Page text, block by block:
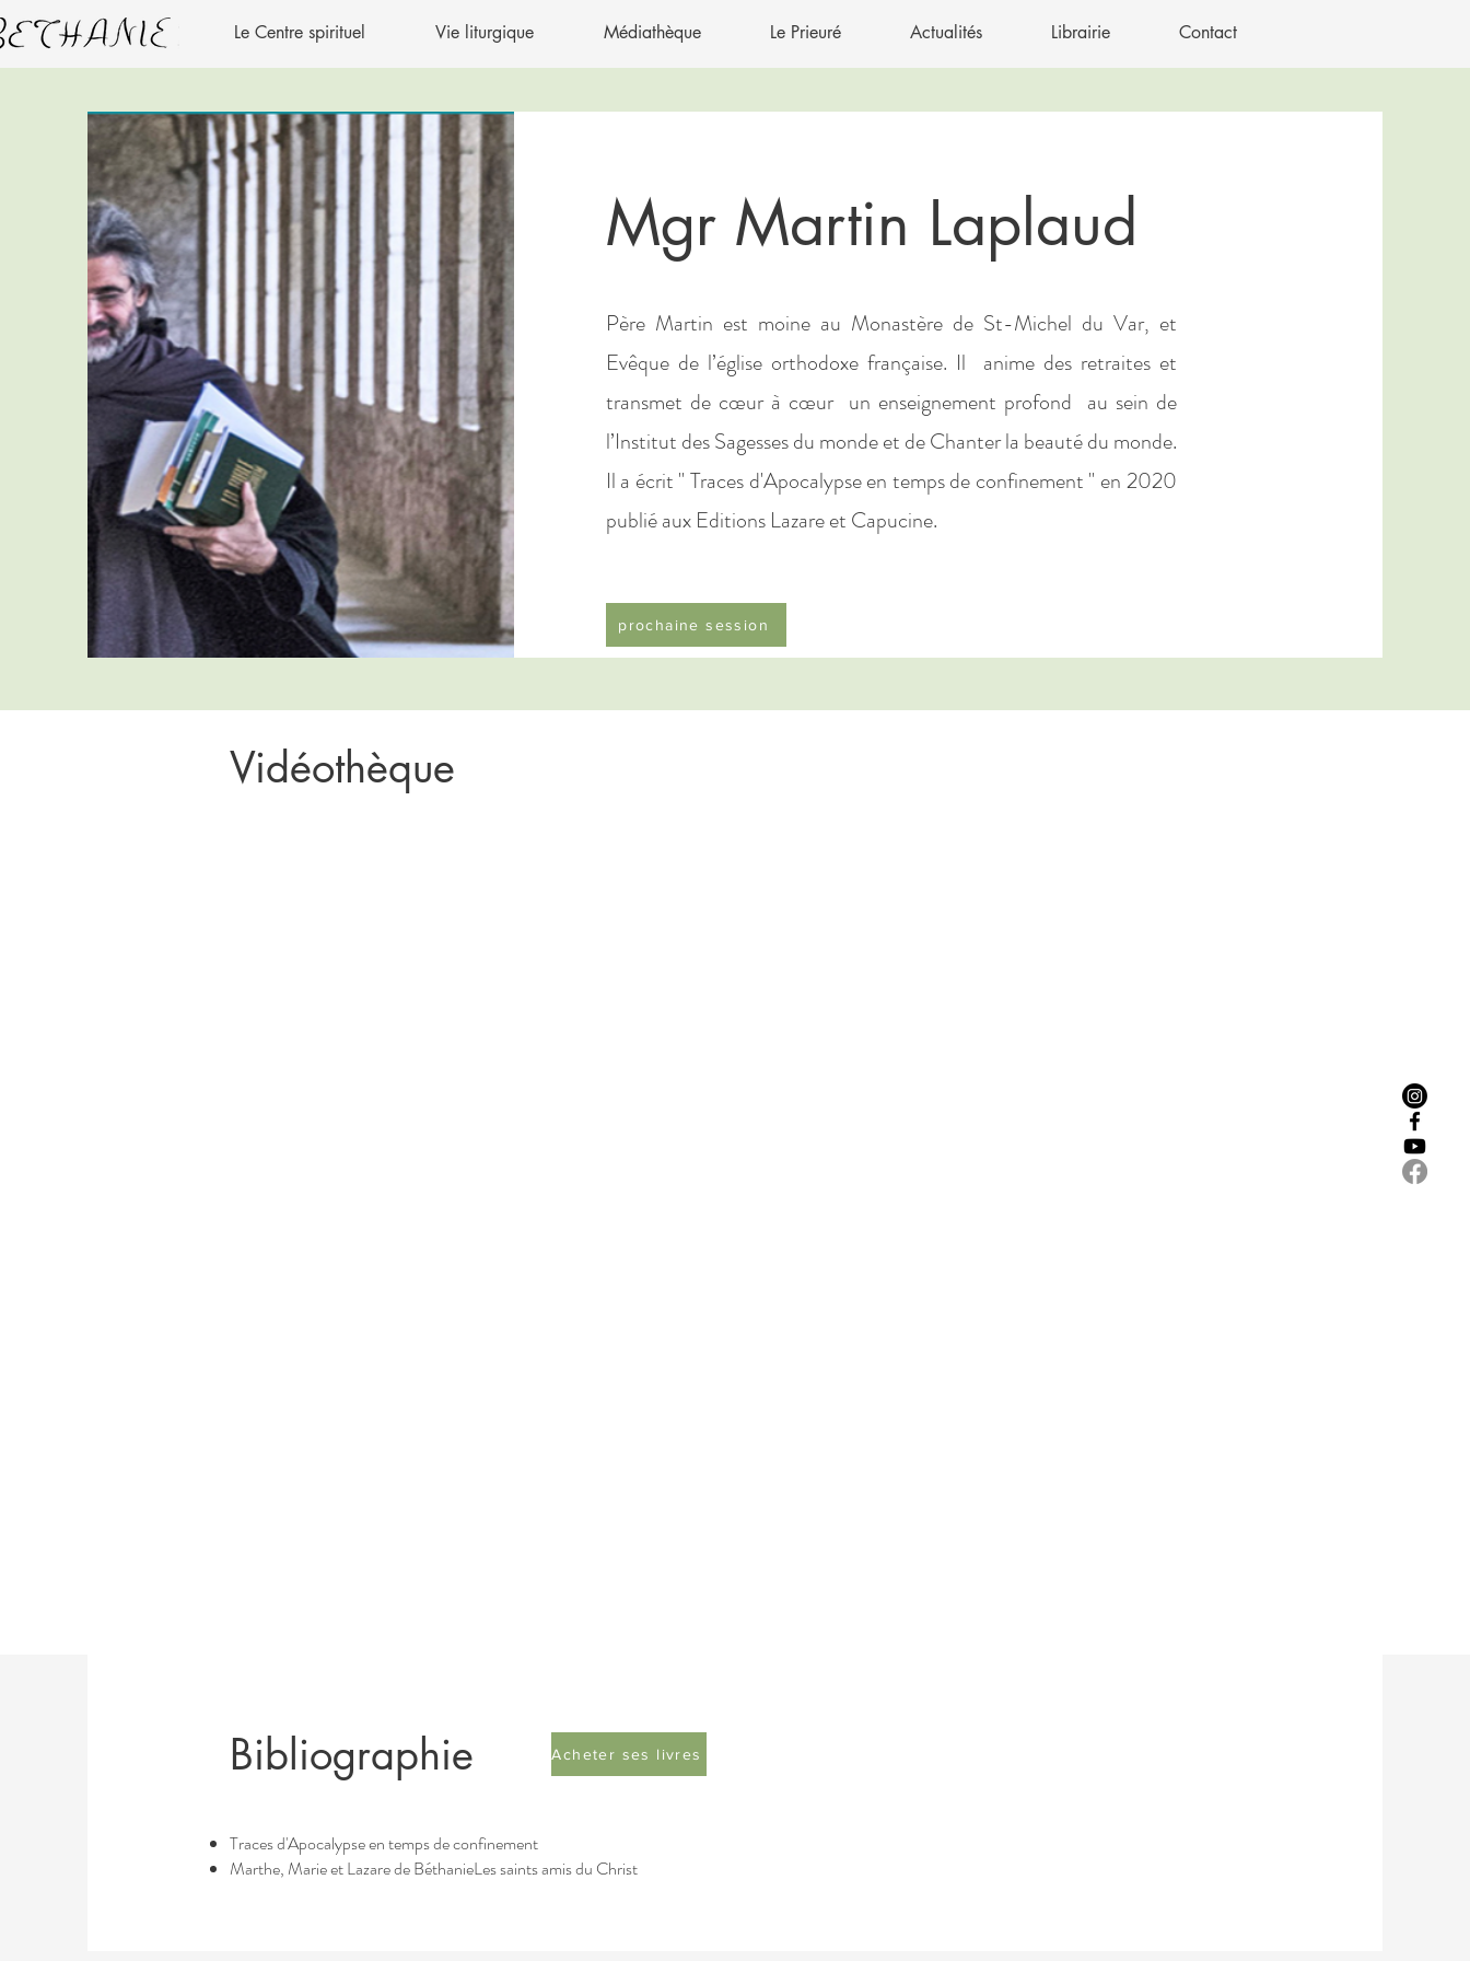
Le Centre spirituel Vie liturgique Médiathèque Le Prieuré Actualités Librairie Contact
Mgr Martin Laplaud
Père Martin est moine au Monastère de St-Michel du Var, et
Evêque de l’église orthodoxe française. Il anime des retraites et
transmet de cœur à cœur un enseignement profond au sein de
l’Institut des Sagesses du monde et de Chanter la beauté du monde.
Il a écrit " Traces d'Apocalypse en temps de confinement " en 2020
publié aux Editions Lazare et Capucine.
prochaine session
Bibliographie Acheter ses livres
Traces d'Apocalypse en temps de confinement
Marthe, Marie et Lazare de BéthanieLes saints amis du Christ
Vidéothèque